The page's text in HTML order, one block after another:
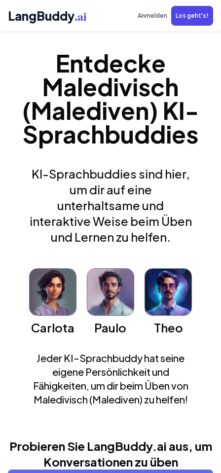
LangBuddy.ai Anmelden Los geht's!
Entdecke
Maledivisch
(Malediven) KI-
Sprachbuddies
KI-Sprachbuddies sind hier,
um dir auf eine
unterhaltsame und
interaktive Weise beim Üben
und Lernen zu helfen.
Carlota Paulo Theo
Jeder KI-Sprachbuddy hat seine
eigene Persönlichkeit und
Fähigkeiten, um dir beim Üben von
Maledivisch (Malediven) zu helfen!
Probieren Sie LangBuddy.ai aus, um
Konversationen zu üben